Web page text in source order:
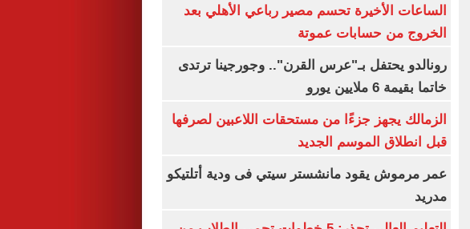
الساعات الأخيرة تحسم مصير رباعي الأهلي بعد
الخروج من حسابات عموتة
رونالدو يحتفل بـ"عرس القرن".. وجورجينا ترتدى
خاتما بقيمة 6 ملايين يورو
الزمالك يجهز جزءًا من مستحقات اللاعبين لصرفها
قبل انطلاق الموسم الجديد
عمر مرموش يقود مانشستر سيتي فى ودية أتلتيكو
مدريد